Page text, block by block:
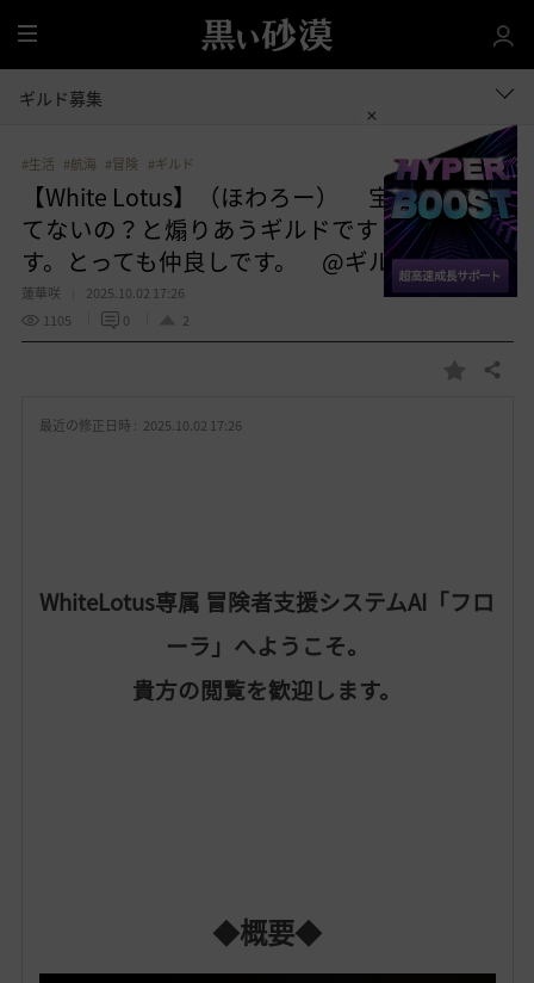
全
体
ギルド募集
#生活 #航海 #冒険 #ギルド
【White Lotus】（ほわろー） 宝物コンプし
てないの？と煽りあうギルドです ※冗談で
す。とっても仲良しです。 @ギルド紹介
蓮華咲
2025.10.02 17:26
1105
0 2
お 共有する
最近の修正日時 : 2025.10.02 17:26
WhiteLotus専属 冒険者支援システムAI「フロ
ーラ」へようこそ。
貴方の閲覧を歓迎します。
◆概要◆